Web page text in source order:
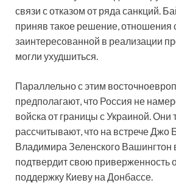
связи с отказом от ряда санкций.
приняв такое решение, отношения
заинтересованной в реализации
могли ухудшиться.
Параллельно с этим
предполагают, что Россия не
войска от границы с Украиной. Они
рассчитывают, что на встрече Джо
Владимира Зеленского Вашингтон
подтвердит свою приверженность
поддержку Киеву на Донбассе.